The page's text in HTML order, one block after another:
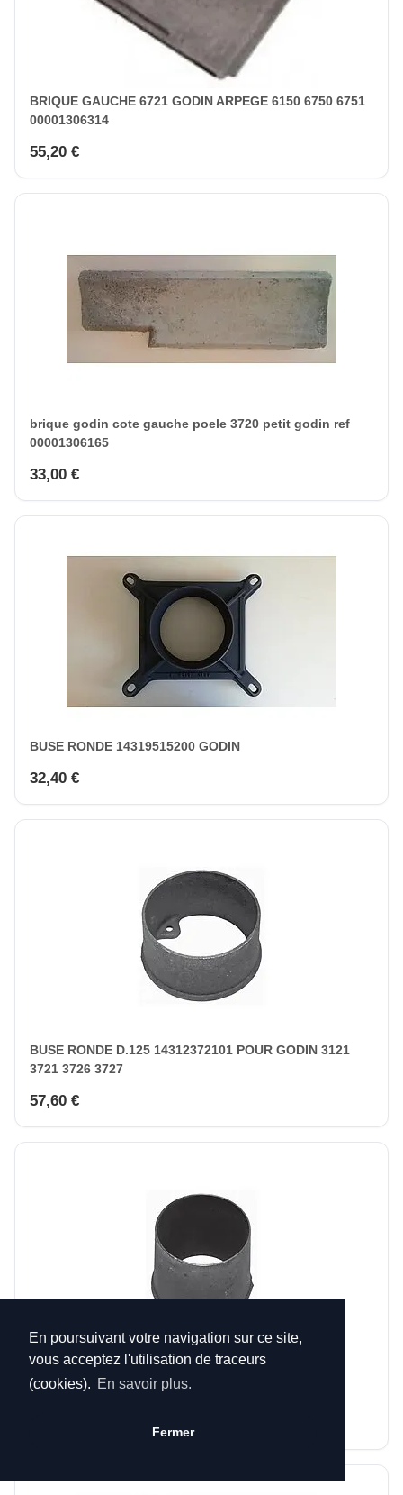
En poursuivant votre navigation sur ce site,
vous acceptez l'utilisation de traceurs
(cookies). En savoir plus.
Fermer
BRIQUE GAUCHE 6721 GODIN ARPEGE 6150 6750 6751
00001306314
55,20 €
brique godin cote gauche poele 3720 petit godin ref
00001306165
33,00 €
BUSE RONDE 14319515200 GODIN
32,40 €
BUSE RONDE D.125 14312372101 POUR GODIN 3121
3721 3726 3727
57,60 €
3736